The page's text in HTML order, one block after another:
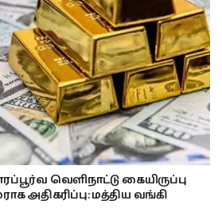
வெளிநாட்டு கையிருப்பு
அதிகரிப்பு: மத்திய வங்கி